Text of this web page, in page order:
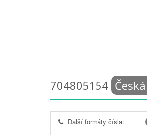
704805154
Další formáty čísla: